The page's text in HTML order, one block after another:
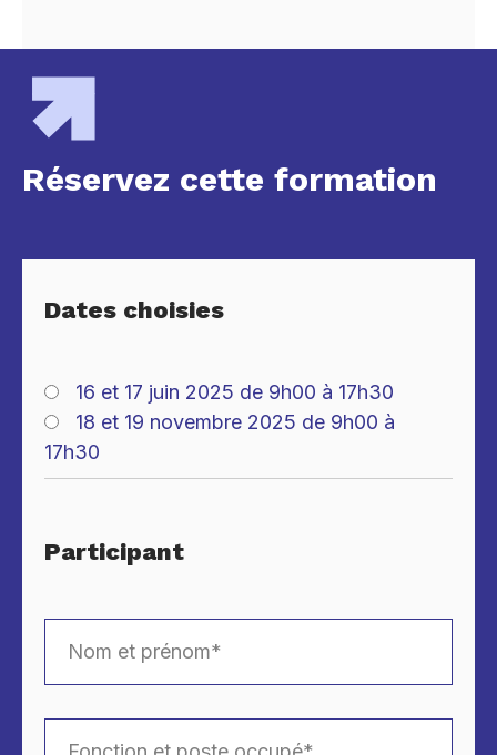
Réservez cette formation
Dates choisies
16 et 17 juin 2025 de 9h00 à 17h30
18 et 19 novembre 2025 de 9h00 à
17h30
Participant